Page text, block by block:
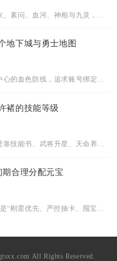
地下城与勇士地图
稳定批量获取时空石首选地轨中心的血色防线，追求账号绑定大额时...
褚的技能等级
合理分配元宝
All Rights Reserved.